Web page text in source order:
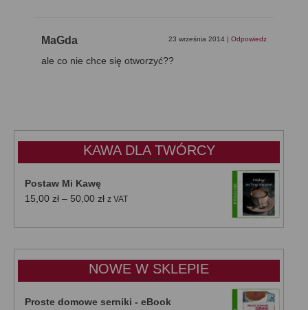
MaGda 23 września 2014 | Odpowiedz
ale co nie chce się otworzyć??
KAWA DLA TWÓRCY
Postaw Mi Kawę
15,00 zł – 50,00 złZakres
od
do
50,00 zł
z VAT
NOWE W SKLEPIE
Proste domowe serniki - eBook